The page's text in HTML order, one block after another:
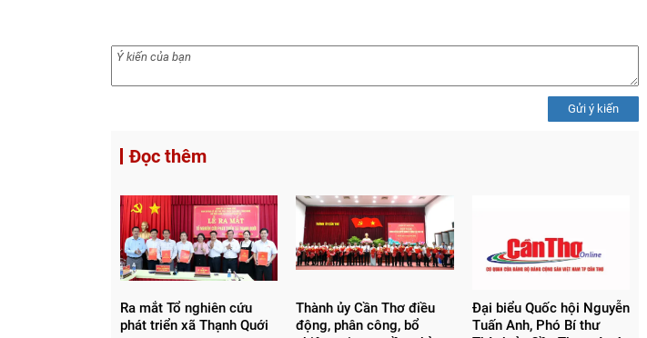
Gửi ý kiến
Đọc thêm
Ra mắt Tổ nghiên cứu
phát triển xã Thạnh Quới
Thành ủy Cần Thơ điều
động, phân công, bổ
Đại biểu Quốc hội Nguyễn
Tuấn Anh, Phó Bí thư